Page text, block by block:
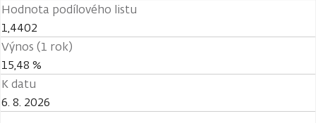
Hodnota podílového listu
1,4402
Výnos (1 rok)
15,48 %
K datu
6. 8. 2026